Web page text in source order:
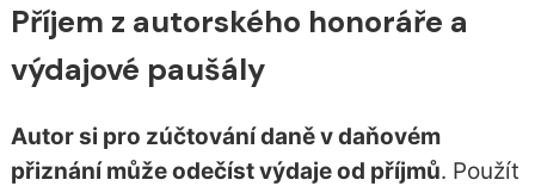
Příjem z autorského honoráře a
výdajové paušály
Autor si pro zúčtování daně v daňovém
přiznání může odečíst výdaje od příjmů. Použít